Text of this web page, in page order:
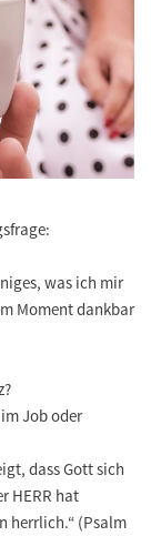
was ich mir
Moment dankbar
Job oder
dass Gott sich
HERR hat
herrlich.“ (Psalm